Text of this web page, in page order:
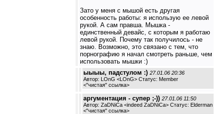
Зато у меня с мышой есть другая
особенность работы: я использую ее левой
рукой. А сам правша. Мышка -
единственный девайс, с которым я работаю
левой рукой. Почему так получилось - не
знаю. Возможно, это связано с тем, что
порнографию я начал смотреть раньше, чем
использовать мышки :)
ыыыы, падстулом :) 27.01.06 20:36
Автор: LOnG <LOnG> Статус: Member
<"чистая" ссылка>
аргументация - супер ;-)) 27.01.06 11:50
Автор: ZaDNiCa <indeed ZaDNiCa> Статус: Elderman
<"чистая" ссылка>